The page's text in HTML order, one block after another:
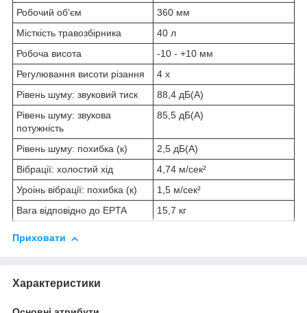
Робочий об'єм
360 мм
Місткість травозбірника
40 л
Робоча висота
-10 - +10 мм
Регулювання висоти різання
4 x
Рівень шуму: звуковий тиск
88,4 дБ(А)
Рівень шуму: звукова
потужність
85,5 дБ(А)
Рівень шуму: похибка (к)
2,5 дБ(А)
Вібрації: холостий хід
4,74 м/сек²
Уроінь вібрації: похибка (к)
1,5 м/сек²
Вага відповідно до EPTA
15,7 кг
Приховати
Характеристики